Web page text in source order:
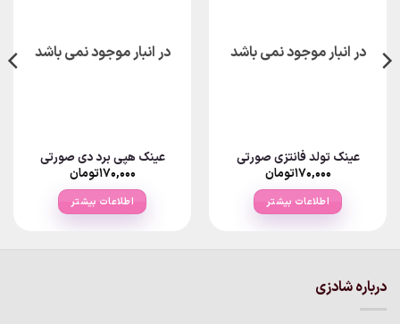
در انبار موجود نمی باشد
عینک تولد فانتزی صورتی
۱۷۰,۰۰۰تومان
اطلاعات بیشتر
در انبار موجود نمی باشد
عینک هپی برد دی صورتی
۱۷۰,۰۰۰تومان
اطلاعات بیشتر
درباره شادزی